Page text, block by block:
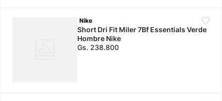
Nike
Short Dri Fit Miler 7Bf Essentials Verde
Hombre Nike
Gs. 238.800